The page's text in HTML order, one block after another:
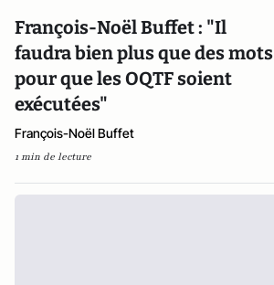
François-Noël Buffet : "Il
faudra bien plus que des mots
pour que les OQTF soient
exécutées"
François-Noël Buffet
1 min de lecture